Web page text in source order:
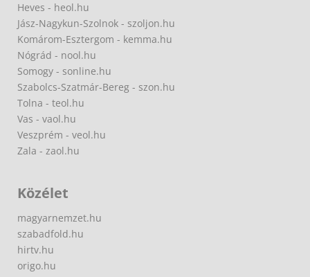
Heves - heol.hu
Jász-Nagykun-Szolnok - szoljon.hu
Komárom-Esztergom - kemma.hu
Nógrád - nool.hu
Somogy - sonline.hu
Szabolcs-Szatmár-Bereg - szon.hu
Tolna - teol.hu
Vas - vaol.hu
Veszprém - veol.hu
Zala - zaol.hu
Közélet
magyarnemzet.hu
szabadfold.hu
hirtv.hu
origo.hu